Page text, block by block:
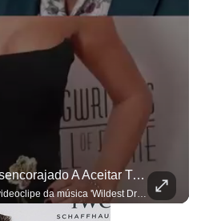
Ator Afirma Que Foi Desencorajado A Aceitar Trabalho Com Taylor Swift
Scott Eastwood participou do videoclipe da música 'Wildest Dreams'